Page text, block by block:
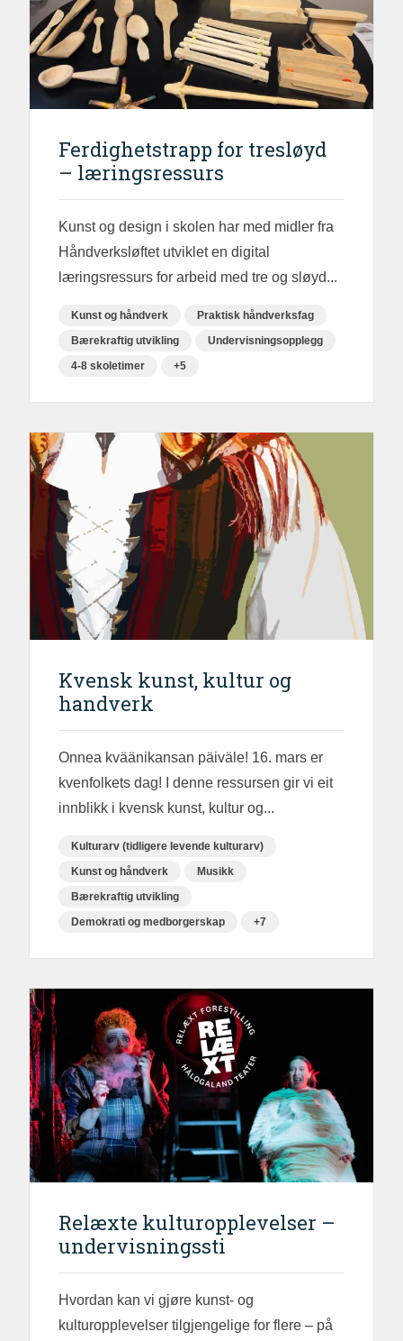
Ferdighetstrapp for tresløyd
– læringsressurs
Kunst og design i skolen har med midler fra
Håndverksløftet utviklet en digital
læringsressurs for arbeid med tre og sløyd...
Kunst og håndverk
Praktisk håndverksfag
Bærekraftig utvikling
Undervisningsopplegg
4-8 skoletimer
+5
Kvensk kunst, kultur og
handverk
Onnea kväänikansan päiväle! 16. mars er
kvenfolkets dag! I denne ressursen gir vi eit
innblikk i kvensk kunst, kultur og...
Kulturarv (tidligere levende kulturarv)
Kunst og håndverk
Musikk
Bærekraftig utvikling
Demokrati og medborgerskap
+7
Relæxte kulturopplevelser –
undervisningssti
Hvordan kan vi gjøre kunst- og
kulturopplevelser tilgjengelige for flere – på